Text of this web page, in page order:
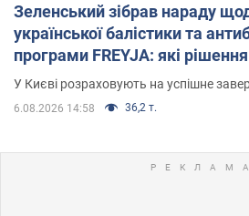
Зеленський зібрав нараду
української балістики та антибалістичної
програми FREYJA: які
У Києві розраховують на успішне
6.08.2026 14:58 36,2 т.